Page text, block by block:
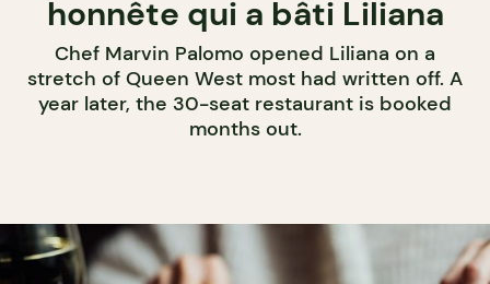
honnête qui a bâti Liliana
Chef Marvin Palomo opened Liliana on a
stretch of Queen West most had written off. A
year later, the 30-seat restaurant is booked
months out.